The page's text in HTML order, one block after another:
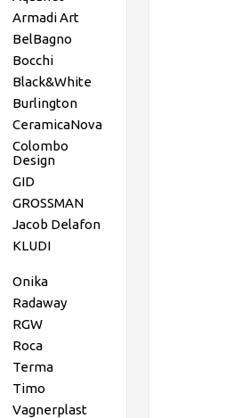
Armadi Art
BelBagno
Bocchi
Black&White
Burlington
CeramicaNova
Colombo
Design
GID
GROSSMAN
Jacob Delafon
KLUDI
Onika
Radaway
RGW
Roca
Terma
Timo
Vagnerplast